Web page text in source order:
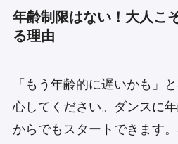
年齢制限はない！大人こ
る理由
「もう年齢的に遅いかも」
心してください。ダンスに
からでもスタートできます